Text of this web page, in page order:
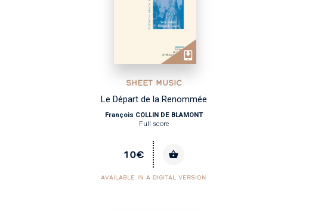
SHEET MUSIC
Le Départ de la Renommée
François COLLIN DE BLAMONT
Full score
10€
AVAILABLE IN A DIGITAL VERSION